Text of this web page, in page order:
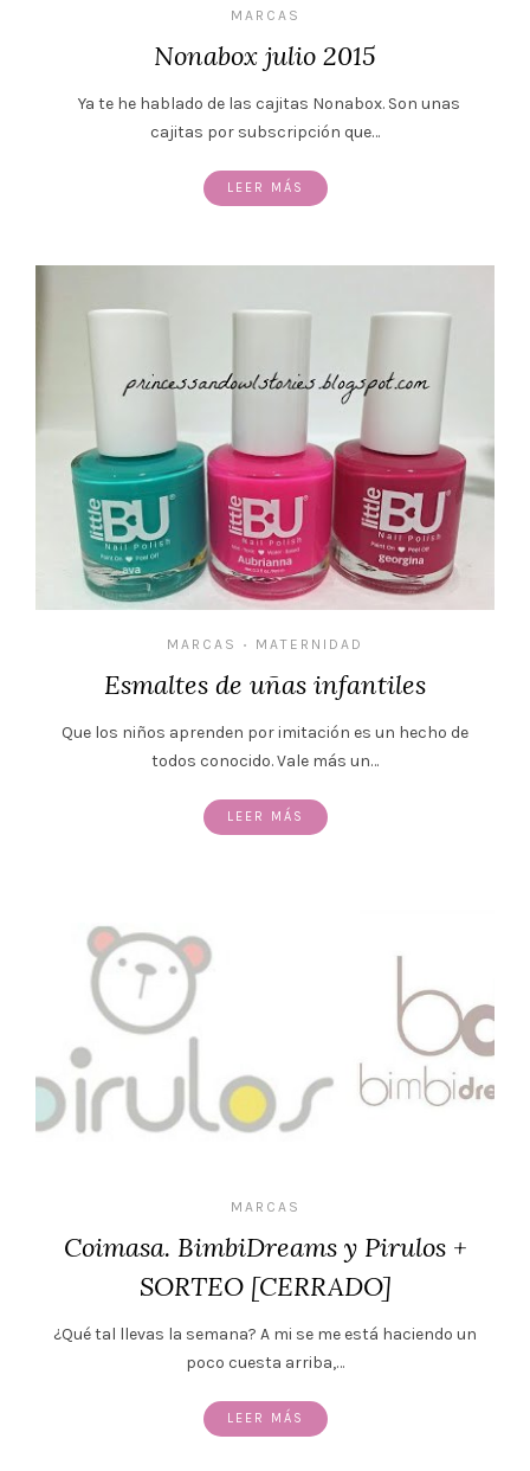
MARCAS
Nonabox julio 2015
Ya te he hablado de las cajitas Nonabox. Son unas
cajitas por subscripción que…
LEER MÁS
MARCAS • MATERNIDAD
Esmaltes de uñas infantiles
Que los niños aprenden por imitación es un hecho de
todos conocido. Vale más un…
LEER MÁS
MARCAS
Coimasa. BimbiDreams y Pirulos +
SORTEO [CERRADO]
¿Qué tal llevas la semana? A mi se me está haciendo un
poco cuesta arriba,…
LEER MÁS